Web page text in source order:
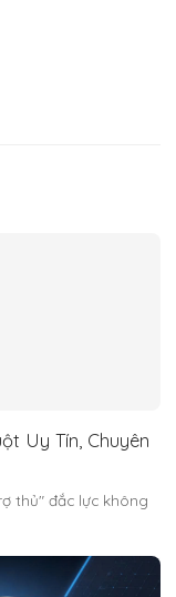
Uy Tín, Chuyên
thủ" đắc lực không